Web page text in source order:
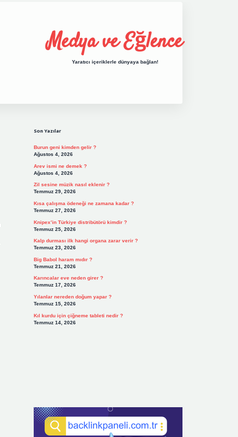
Medya ve Eğlence
Yaratıcı içeriklerle dünyaya bağlan!
Son Yazılar
Burun geni kimden gelir ?
Ağustos 4, 2026
Arev ismi ne demek ?
Ağustos 4, 2026
Zil sesine müzik nasıl eklenir ?
Temmuz 29, 2026
Kısa çalışma ödeneği ne zamana kadar ?
Temmuz 27, 2026
Knipex’in Türkiye distribütörü kimdir ?
Temmuz 25, 2026
Kalp durması ilk hangi organa zarar verir ?
Temmuz 23, 2026
Big Babol haram mıdır ?
Temmuz 21, 2026
Karıncalar eve neden girer ?
Temmuz 17, 2026
Yılanlar nereden doğum yapar ?
Temmuz 15, 2026
Kıl kurdu için çiğneme tableti nedir ?
Temmuz 14, 2026